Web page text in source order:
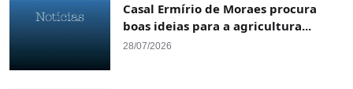
Casal Ermírio de Moraes procura
boas ideias para a agricultura...
28/07/2026